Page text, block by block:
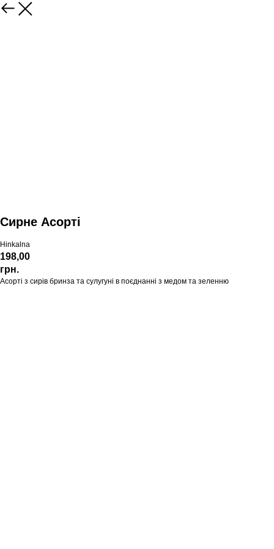
Сирне Асорті
Hinkalna
198,00
грн.
Асорті з сирів бринза та сулугуні в поєднанні з медом та зеленню